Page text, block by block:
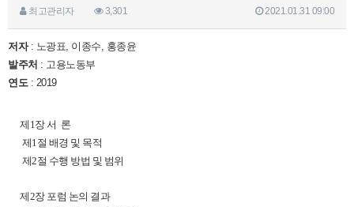
최고관리자 3,301 2021.01.31 09:00
저자: 노광표, 이종수, 홍종윤
발주처 : 고용노동부
연도: 2019
제1장 서 론
제1절 배경 및 목적
제2절 수행 방법 및 범위
제2장 포럼 논의 결과